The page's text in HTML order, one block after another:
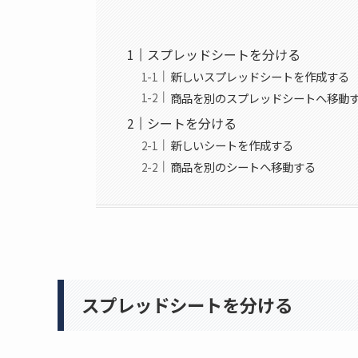
スプレッドシートを分ける
新しいスプレッドシートを作成する
商品を別のスプレッドシートへ移動
シートを分ける
新しいシートを作成する
商品を別のシートへ移動する
スプレッドシートを分ける